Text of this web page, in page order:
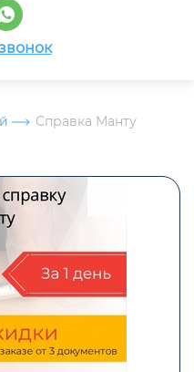
Справка Манту